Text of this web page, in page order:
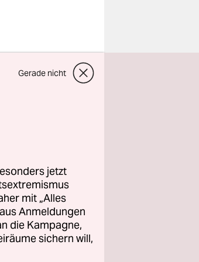
Gerade nicht
jetzt
mit „Alles
Anmeldungen
die Kampagne,
sichern will,